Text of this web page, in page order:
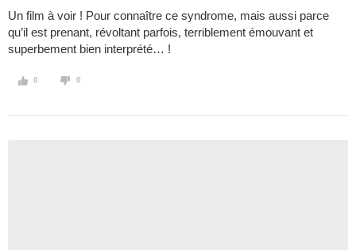
Un film à voir ! Pour connaître ce syndrome, mais aussi parce
qu’il est prenant, révoltant parfois, terriblement émouvant et
superbement bien interprété… !
0 0